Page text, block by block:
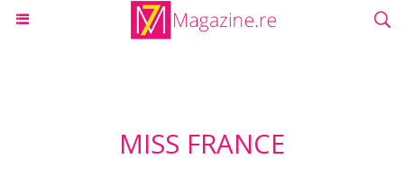
MISS FRANCE